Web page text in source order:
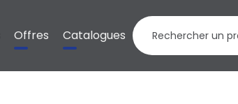
Offres Catalogues